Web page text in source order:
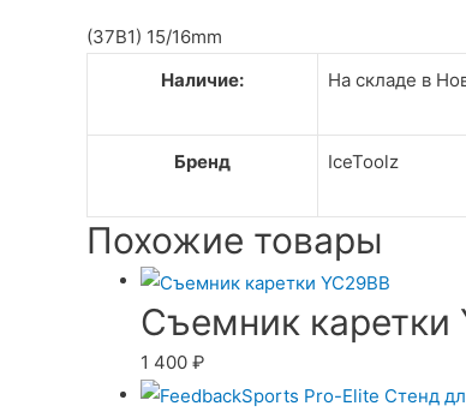
(37B1) 15/16mm
Наличие:
На складе в
Бренд IceToolz
Похожие товары
Съемник каретки
1 400 ₽